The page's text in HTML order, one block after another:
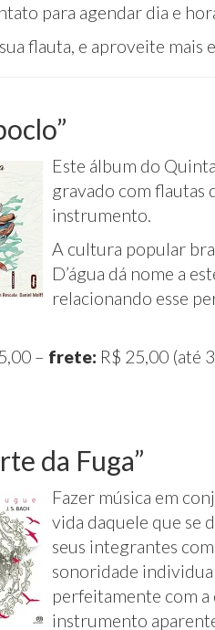
para agendar dia e
flauta, e aproveite
Este álbum do
gravado com flautas
instrumento.
A cultura popular
D’água dá nome a
relacionando esse
– frete: R$ 25,00 (até
da Fuga”
Fazer música em
vida daquele que se
seus integrantes
sonoridade
perfeitamente com a
instrumento